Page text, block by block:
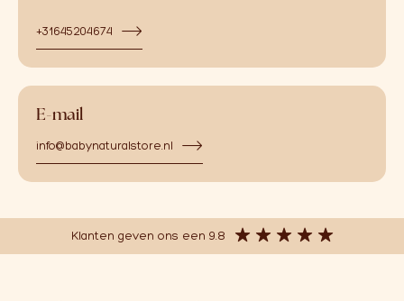
+31645204674
E-mail
info@babynaturalstore.nl
Klanten geven ons een 9.8